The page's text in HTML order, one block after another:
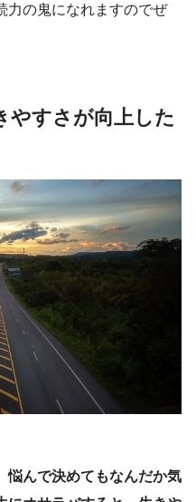
力の鬼になれますのでぜ
やすさが向上した
悩んで決めてもなんだか気